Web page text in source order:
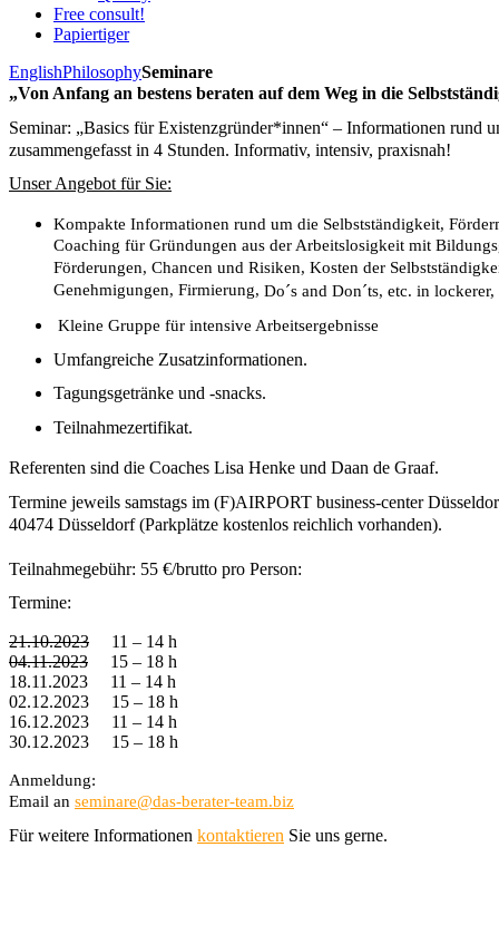
Free consult!
Papiertiger
EnglishPhilosophySeminare
„Von Anfang an bestens beraten auf dem Weg in die
Seminar: „Basics für Existenzgründer*innen“ – Informationen rund
zusammengefasst in 4 Stunden. Informativ, intensiv, praxisnah!
Unser Angebot für Sie:
Kompakte Informationen rund um die Selbstständigkeit,
Coaching für Gründungen aus der Arbeitslosigkeit mit
Förderungen, Chancen und Risiken, Kosten der
Genehmigungen, Firmierung, Do´s and Don´ts, etc. in
Kleine Gruppe für intensive Arbeitsergebnisse
Umfangreiche Zusatzinformationen.
Tagungsgetränke und -snacks.
Teilnahmezertifikat.
Referenten sind die Coaches Lisa Henke und Daan de Graaf.
Termine jeweils samstags im (F)AIRPORT business-center
40474 Düsseldorf (Parkplätze kostenlos reichlich vorhanden).
Teilnahmegebühr: 55 €/brutto pro Person:
Termine:
21.10.2023
11 – 14 h
04.11.2023
15 – 18 h
18.11.2023 11 – 14 h
02.12.2023 15 – 18 h
16.12.2023 11 – 14 h
30.12.2023 15 – 18 h
Anmeldung:
Email an seminare@das-berater-team.biz
Für weitere Informationen kontaktieren Sie uns gerne.